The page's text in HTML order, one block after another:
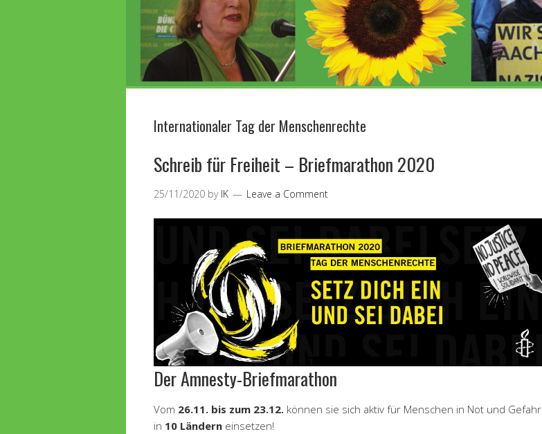
Internationaler Tag der Menschenrechte
Schreib für Freiheit – Briefmarathon 2020
25/11/2020 by IK Leave a Comment
Der Amnesty-Briefmarathon
Vom 26.11. bis zum 23.12. können sie sich aktiv für Menschen in Not und Gefahr
in 10 Ländern einsetzen!